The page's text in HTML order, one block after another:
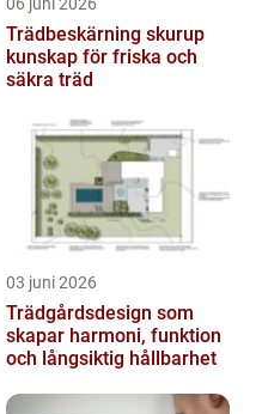
Trädbeskärning skurup
kunskap för friska och
säkra träd
03 juni 2026
Trädgårdsdesign som
skapar harmoni, funktion
och långsiktig hållbarhet